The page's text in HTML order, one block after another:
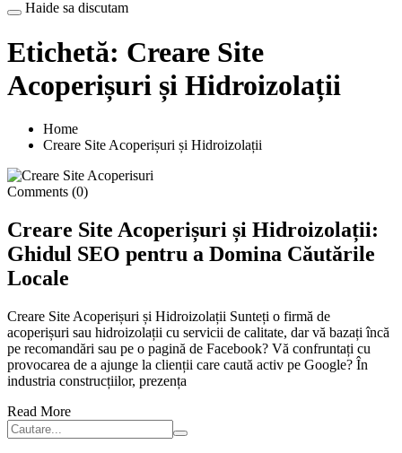
Haide sa discutam
Etichetă: Creare Site
Acoperișuri și Hidroizolații
Home
Creare Site Acoperișuri și Hidroizolații
Comments (0)
Creare Site Acoperișuri și Hidroizolații:
Ghidul SEO pentru a Domina Căutările
Locale
Creare Site Acoperișuri și Hidroizolații Sunteți o firmă de
acoperișuri sau hidroizolații cu servicii de calitate, dar vă bazați încă
pe recomandări sau pe o pagină de Facebook? Vă confruntați cu
provocarea de a ajunge la clienții care caută activ pe Google? În
industria construcțiilor, prezența
Read More